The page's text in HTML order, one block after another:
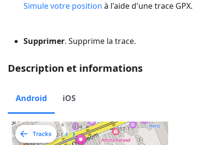
Simule votre position à l'aide d'une trace GPX.
Supprimer. Supprime la trace.
Description et informations
Android iOS